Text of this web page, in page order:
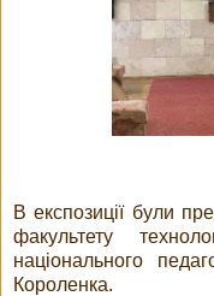
В експозиції були
факультету
національного
Короленка.